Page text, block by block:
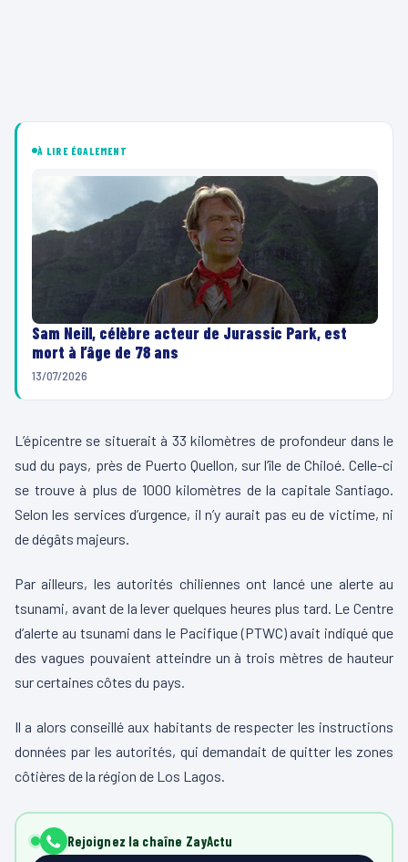
À LIRE ÉGALEMENT
Sam Neill, célèbre acteur de Jurassic Park, est
mort à l’âge de 78 ans
13/07/2026
L’épicentre se situerait à 33 kilomètres de profondeur dans le
sud du pays, près de Puerto Quellon, sur l’île de Chiloé. Celle-ci
se trouve à plus de 1000 kilomètres de la capitale Santiago.
Selon les services d’urgence, il n’y aurait pas eu de victime, ni
de dégâts majeurs.
Par ailleurs, les autorités chiliennes ont lancé une alerte au
tsunami, avant de la lever quelques heures plus tard. Le Centre
d’alerte au tsunami dans le Pacifique (PTWC) avait indiqué que
des vagues pouvaient atteindre un à trois mètres de hauteur
sur certaines côtes du pays.
Il a alors conseillé aux habitants de respecter les instructions
données par les autorités, qui demandait de quitter les zones
côtières de la région de Los Lagos.
Rejoignez la chaîne ZayActu